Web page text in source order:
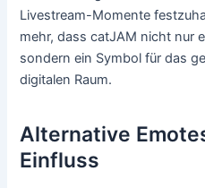
Livestream-Momente
mehr, dass catJAM nicht nur
sondern ein Symbol für das
digitalen Raum.
Alternative
Einfluss